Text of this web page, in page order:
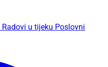
Radovi u tijeku Poslovni